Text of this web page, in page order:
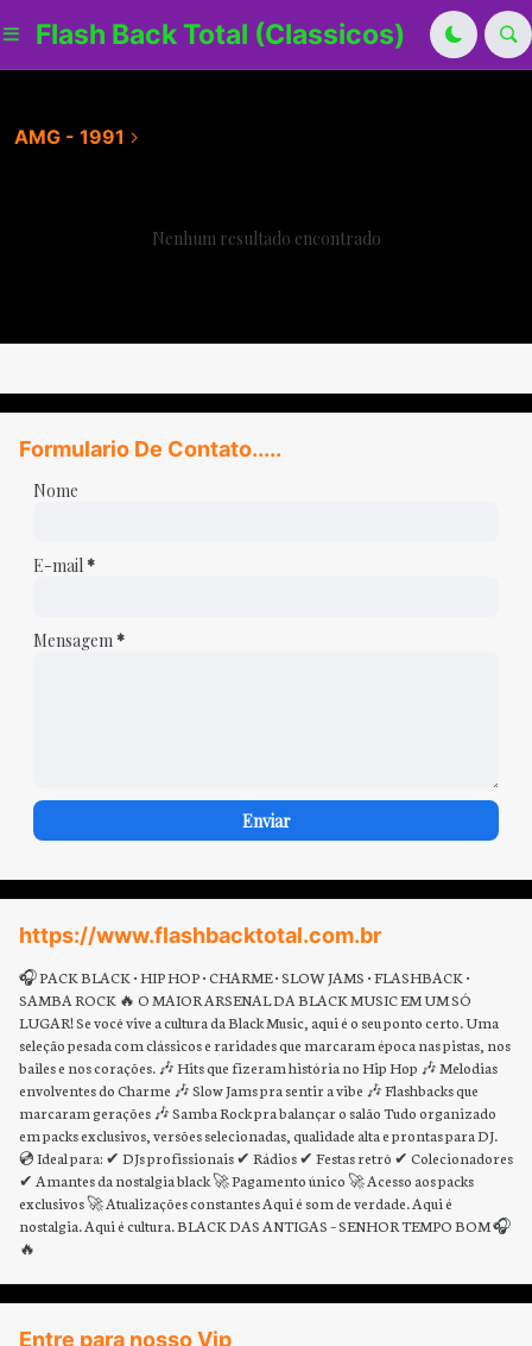
Flash Back Total (Classicos)
AMG - 1991
Nenhum resultado encontrado
Formulario De Contato.....
Nome
E-mail *
Mensagem *
https://www.flashbacktotal.com.br
🎧 PACK BLACK • HIP HOP • CHARME • SLOW JAMS • FLASHBACK •
SAMBA ROCK 🔥 O MAIOR ARSENAL DA BLACK MUSIC EM UM SÓ
LUGAR! Se você vive a cultura da Black Music, aqui é o seu ponto certo. Uma
seleção pesada com clássicos e raridades que marcaram época nas pistas, nos
bailes e nos corações. 🎶 Hits que fizeram história no Hip Hop 🎶 Melodias
envolventes do Charme 🎶 Slow Jams pra sentir a vibe 🎶 Flashbacks que
marcaram gerações 🎶 Samba Rock pra balançar o salão Tudo organizado
em packs exclusivos, versões selecionadas, qualidade alta e prontas para DJ.
💿 Ideal para: ✔ DJs profissionais ✔ Rádios ✔ Festas retrô ✔ Colecionadores
✔ Amantes da nostalgia black 🚀 Pagamento único 🚀 Acesso aos packs
exclusivos 🚀 Atualizações constantes Aqui é som de verdade. Aqui é
nostalgia. Aqui é cultura. BLACK DAS ANTIGAS – SENHOR TEMPO BOM 🎧
🔥
Entre para nosso Vip